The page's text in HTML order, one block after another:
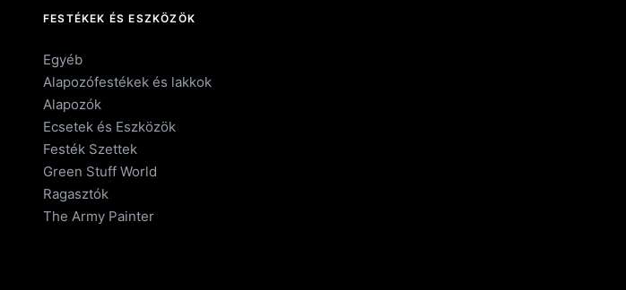
FESTÉKEK ÉS ESZKÖZÖK
Egyéb
Alapozófestékek és lakkok
Alapozók
Ecsetek és Eszközök
Festék Szettek
Green Stuff World
Ragasztók
The Army Painter